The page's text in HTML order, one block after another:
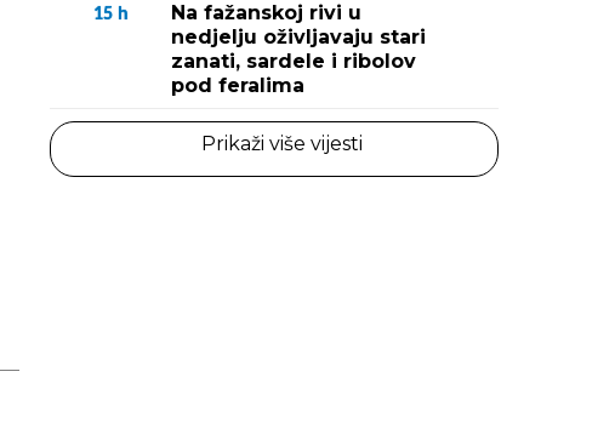
15 h
Na fažanskoj rivi u
nedjelju oživljavaju stari
zanati, sardele i ribolov
pod feralima
Prikaži više vijesti